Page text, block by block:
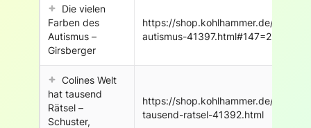
Die vielen
Farben des
Autismus –
Girsberger
https://shop.kohlhammer.de/die-
autismus-41397.html#147=23
Colines Welt
hat tausend
Rätsel –
Schuster,
https://shop.kohlhammer.de/
tausend-ratsel-41392.html